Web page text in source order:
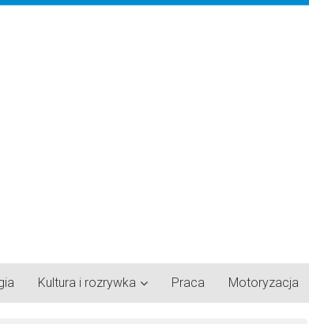
Kultura i rozrywka Praca Motoryzacja